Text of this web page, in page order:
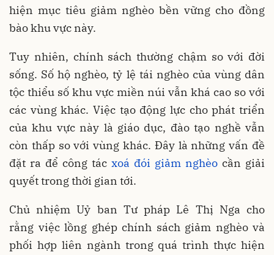
hiện mục tiêu giảm nghèo bền vững cho đồng
bào khu vực này.
Tuy nhiên, chính sách thường chậm so với đời
sống. Số hộ nghèo, tỷ lệ tái nghèo của vùng dân
tộc thiểu số khu vực miền núi vẫn khá cao so với
các vùng khác. Việc tạo động lực cho phát triển
của khu vực này là giáo dục, đào tạo nghề vẫn
còn thấp so với vùng khác. Đây là những vấn đề
đặt ra để công tác xoá đói giảm nghèo cần giải
quyết trong thời gian tới.
Chủ nhiệm Uỷ ban Tư pháp Lê Thị Nga cho
rằng việc lồng ghép chính sách giảm nghèo và
phối hợp liên ngành trong quá trình thực hiện